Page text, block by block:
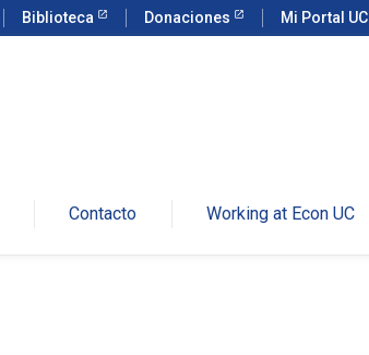
Biblioteca Donaciones Mi Portal UC
Contacto Working at Econ UC